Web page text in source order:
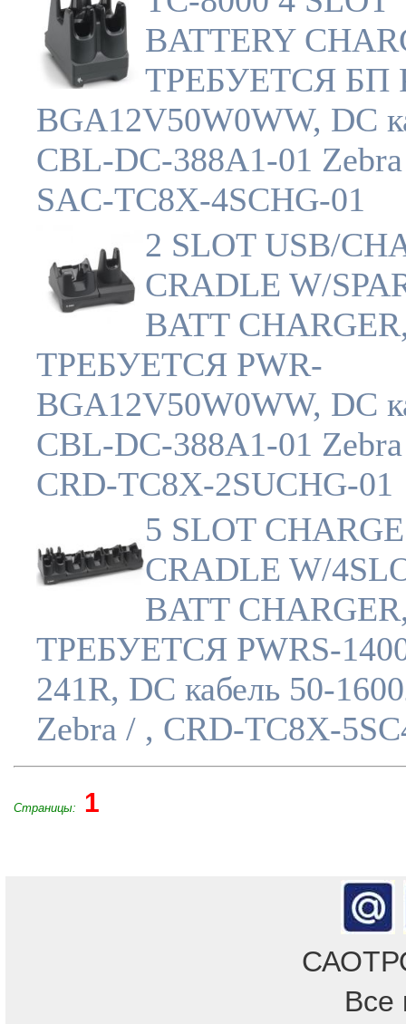
BATTERY
ТРЕБУЕТСЯ БП
BGA12V50W0WW, DC
CBL-DC-388A1-01
SAC-TC8X-4SCHG-01
2 SLOT USB/
CRADLE W/
BATT
ТРЕБУЕТСЯ PWR-
BGA12V50W0WW, DC
CBL-DC-388A1-01
CRD-TC8X-2SUCHG-01
5 SLOT CHARGE
CRADLE W/
BATT
ТРЕБУЕТСЯ PWRS-
241R, DC кабель 50-
Zebra / , CRD-TC8X-
Страницы: 1
Все